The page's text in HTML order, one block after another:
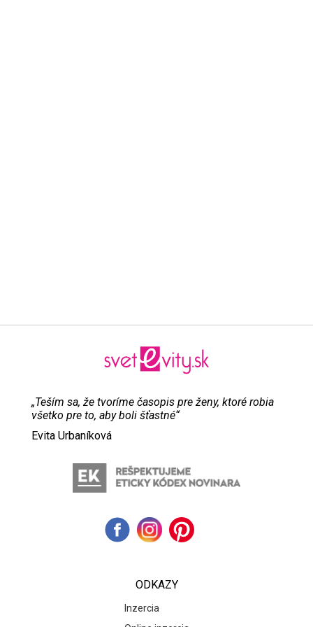
„Teším sa, že tvoríme časopis pre ženy, ktoré robia
všetko pre to, aby boli šťastné“
Evita Urbaníková
ODKAZY
Inzercia